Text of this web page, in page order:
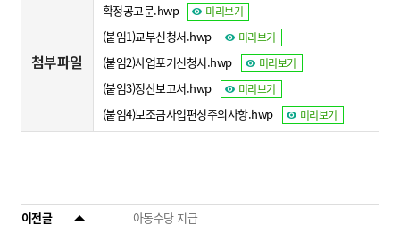
첨부파일
확정공고문.hwp 미리보기
(붙임1)교부신청서.hwp 미리보기
(붙임2)사업포기신청서.hwp 미리보기
(붙임3)정산보고서.hwp 미리보기
(붙임4)보조금사업편성주의사항.hwp 미리보기
이전글
아동수당 지급